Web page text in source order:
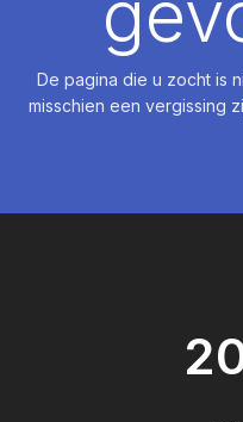
De pagina die u zocht is
misschien een vergissing